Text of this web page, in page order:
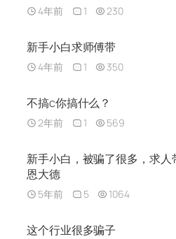
4年前 1 230
新手小白求师傅带
4年前 1 350
不搞c你搞什么？
2年前 1 569
新手小白，被骗了很多，求
恩大德
5年前 5 1064
这个行业很多骗子